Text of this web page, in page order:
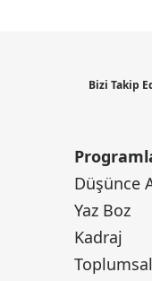
Bizi Takip
Düşünce
Yaz Boz
Kadraj